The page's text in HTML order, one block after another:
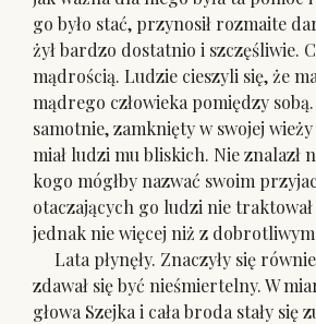
go było stać, przynosił rozmaite
żył bardzo dostatnio i szczęśliwie.
mądrością. Ludzie cieszyli się, że
mądrego człowieka pomiędzy sobą.
samotnie, zamknięty w swojej
miał ludzi mu bliskich. Nie znalazł
kogo mógłby nazwać swoim
otaczających go ludzi nie
jednak nie więcej niż z dobrotliwym
Lata płynęły. Znaczyły się
zdawał się być nieśmiertelny. W
głowa Szejka i cała broda stały się